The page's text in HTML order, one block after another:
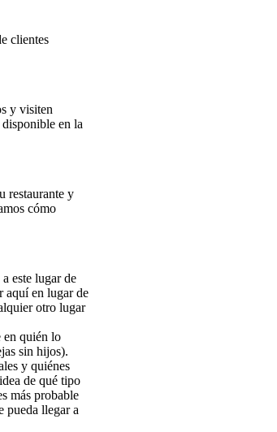
clientes
y visiten
en la
restaurante y
cómo
este lugar de
aquí en lugar de
otro lugar
en quién lo
sin hijos).
y quiénes
de qué tipo
más probable
pueda llegar a